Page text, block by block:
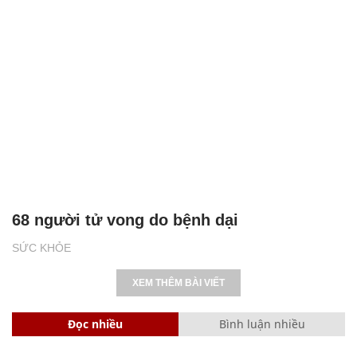
SỨC KHỎE
68 người tử vong do bệnh dại
XEM THÊM BÀI VIẾT
Đọc nhiều Bình luận nhiều